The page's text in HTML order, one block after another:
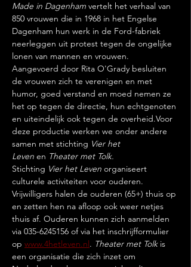
Made in Dagenham vertelt het verhaal van
850 vrouwen die in 1968 in het Engelse
Dagenham hun werk in de Ford-fabriek
neerleggen uit protest tegen de ongelijke
lonen van mannen en vrouwen.
Aangevoerd door Rita O'Grady besluiten
de vrouwen zich te verenigen en met
humor, goed verstand en moed nemen ze
het op tegen de directie, hun echtgenoten
en uiteindelijk ook tegen de overheid.Voor
deze productie werken we onder andere
samen met stichting Vier het
Leven en Theater met Tolk.
Stichting Vier het Leven organiseert
culturele activiteiten voor ouderen.
Vrijwilligers halen de ouderen (65+) thuis op
en zetten hen na afloop ook weer netjes
thuis af. Ouderen kunnen zich aanmelden
via 035-6245156 of via het inschrijfformulier
op www.4hetleven.nl. Theater met Tolk is
een organisatie die zich inzet om